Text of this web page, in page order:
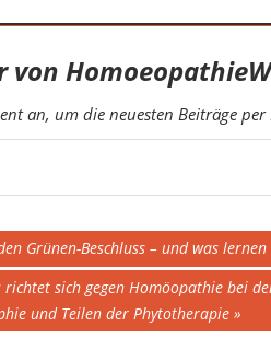
von
an, um die neuesten Beiträge
Grünen-Beschluss – und was
sich gegen Homöopathie bei
und Teilen der Phytotherapie